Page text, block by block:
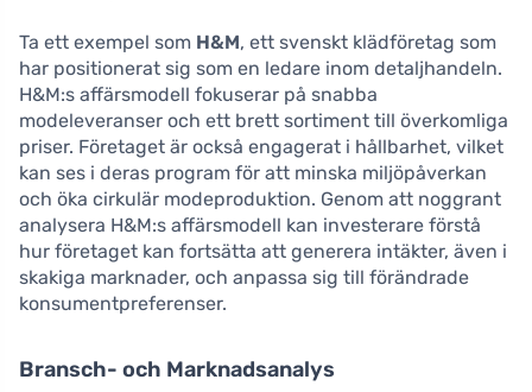
Ta ett exempel som H&M, ett svenskt klädföretag som
har positionerat sig som en ledare inom detaljhandeln.
H&M:s affärsmodell fokuserar på snabba
modeleveranser och ett brett sortiment till överkomliga
priser. Företaget är också engagerat i hållbarhet, vilket
kan ses i deras program för att minska miljöpåverkan
och öka cirkulär modeproduktion. Genom att noggrant
analysera H&M:s affärsmodell kan investerare förstå
hur företaget kan fortsätta att generera intäkter, även i
skakiga marknader, och anpassa sig till förändrade
konsumentpreferenser.
Bransch- och Marknadsanalys